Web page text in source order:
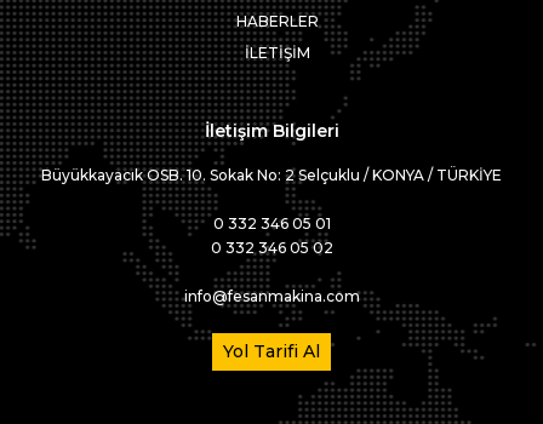
HABERLER
İLETİŞİM
İletişim Bilgileri
Büyükkayacık OSB. 10. Sokak No: 2 Selçuklu / KONYA / TÜRKİYE
0 332 346 05 01
0 332 346 05 02
info@fesanmakina.com
Yol Tarifi Al